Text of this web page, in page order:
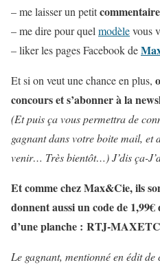
– me laisser un petitcommentaire
– me dire pour quel modèlevous
– liker les pages Facebook de
Et si on veut une chance en plus,
concours et s’abonner à la
(Et puis ça vous permettra de
gagnant dans votre boite mail, et
venir… Très bientôt…) J’dis ça-
Et comme chez Max&Cie, ils
donnent aussi un code de
d’une planche : RTJ-
Le gagnant, mentionné en édit